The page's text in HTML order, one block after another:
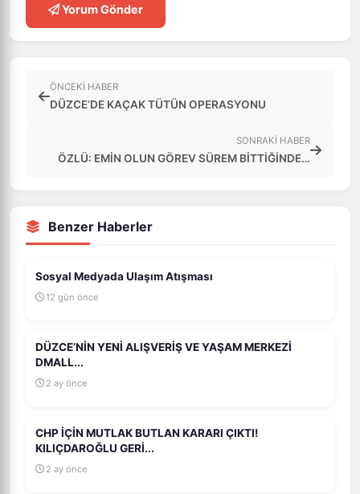
Yorum Gönder
ÖNCEKI HABER
DÜZCE’DE KAÇAK TÜTÜN OPERASYONU
SONRAKI HABER
ÖZLÜ: EMİN OLUN GÖREV SÜREM BİTTİĞİNDE…
Benzer Haberler
Sosyal Medyada Ulaşım Atışması
12 gün önce
DÜZCE’NİN YENİ ALIŞVERİŞ VE YAŞAM MERKEZİ
DMALL...
2 ay önce
CHP İÇİN MUTLAK BUTLAN KARARI ÇIKTI!
KILIÇDAROĞLU GERİ...
2 ay önce